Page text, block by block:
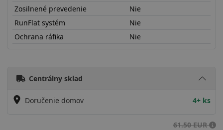
Zosilnené prevedenie
Nie
RunFlat systém
Nie
Ochrana ráfika
Nie
Centrálny sklad
Doručenie domov 4+ ks
61.50 EUR